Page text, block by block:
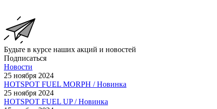
Будьте в курсе наших акций и новостей
Подписаться
Новости
25 ноября 2024
HOTSPOT FUEL MORPH / Новинка
25 ноября 2024
HOTSPOT FUEL UP / Новинка